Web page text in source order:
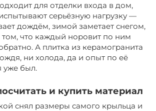
для отделки входа в дом,
серьёзную нагрузку —
дождём, зимой заметает снегом,
том, что каждый норовит по ним
А плитка из керамогранита
ни холода, да и опыт по её
уже был.
и купить материал
снял размеры самого крыльца и